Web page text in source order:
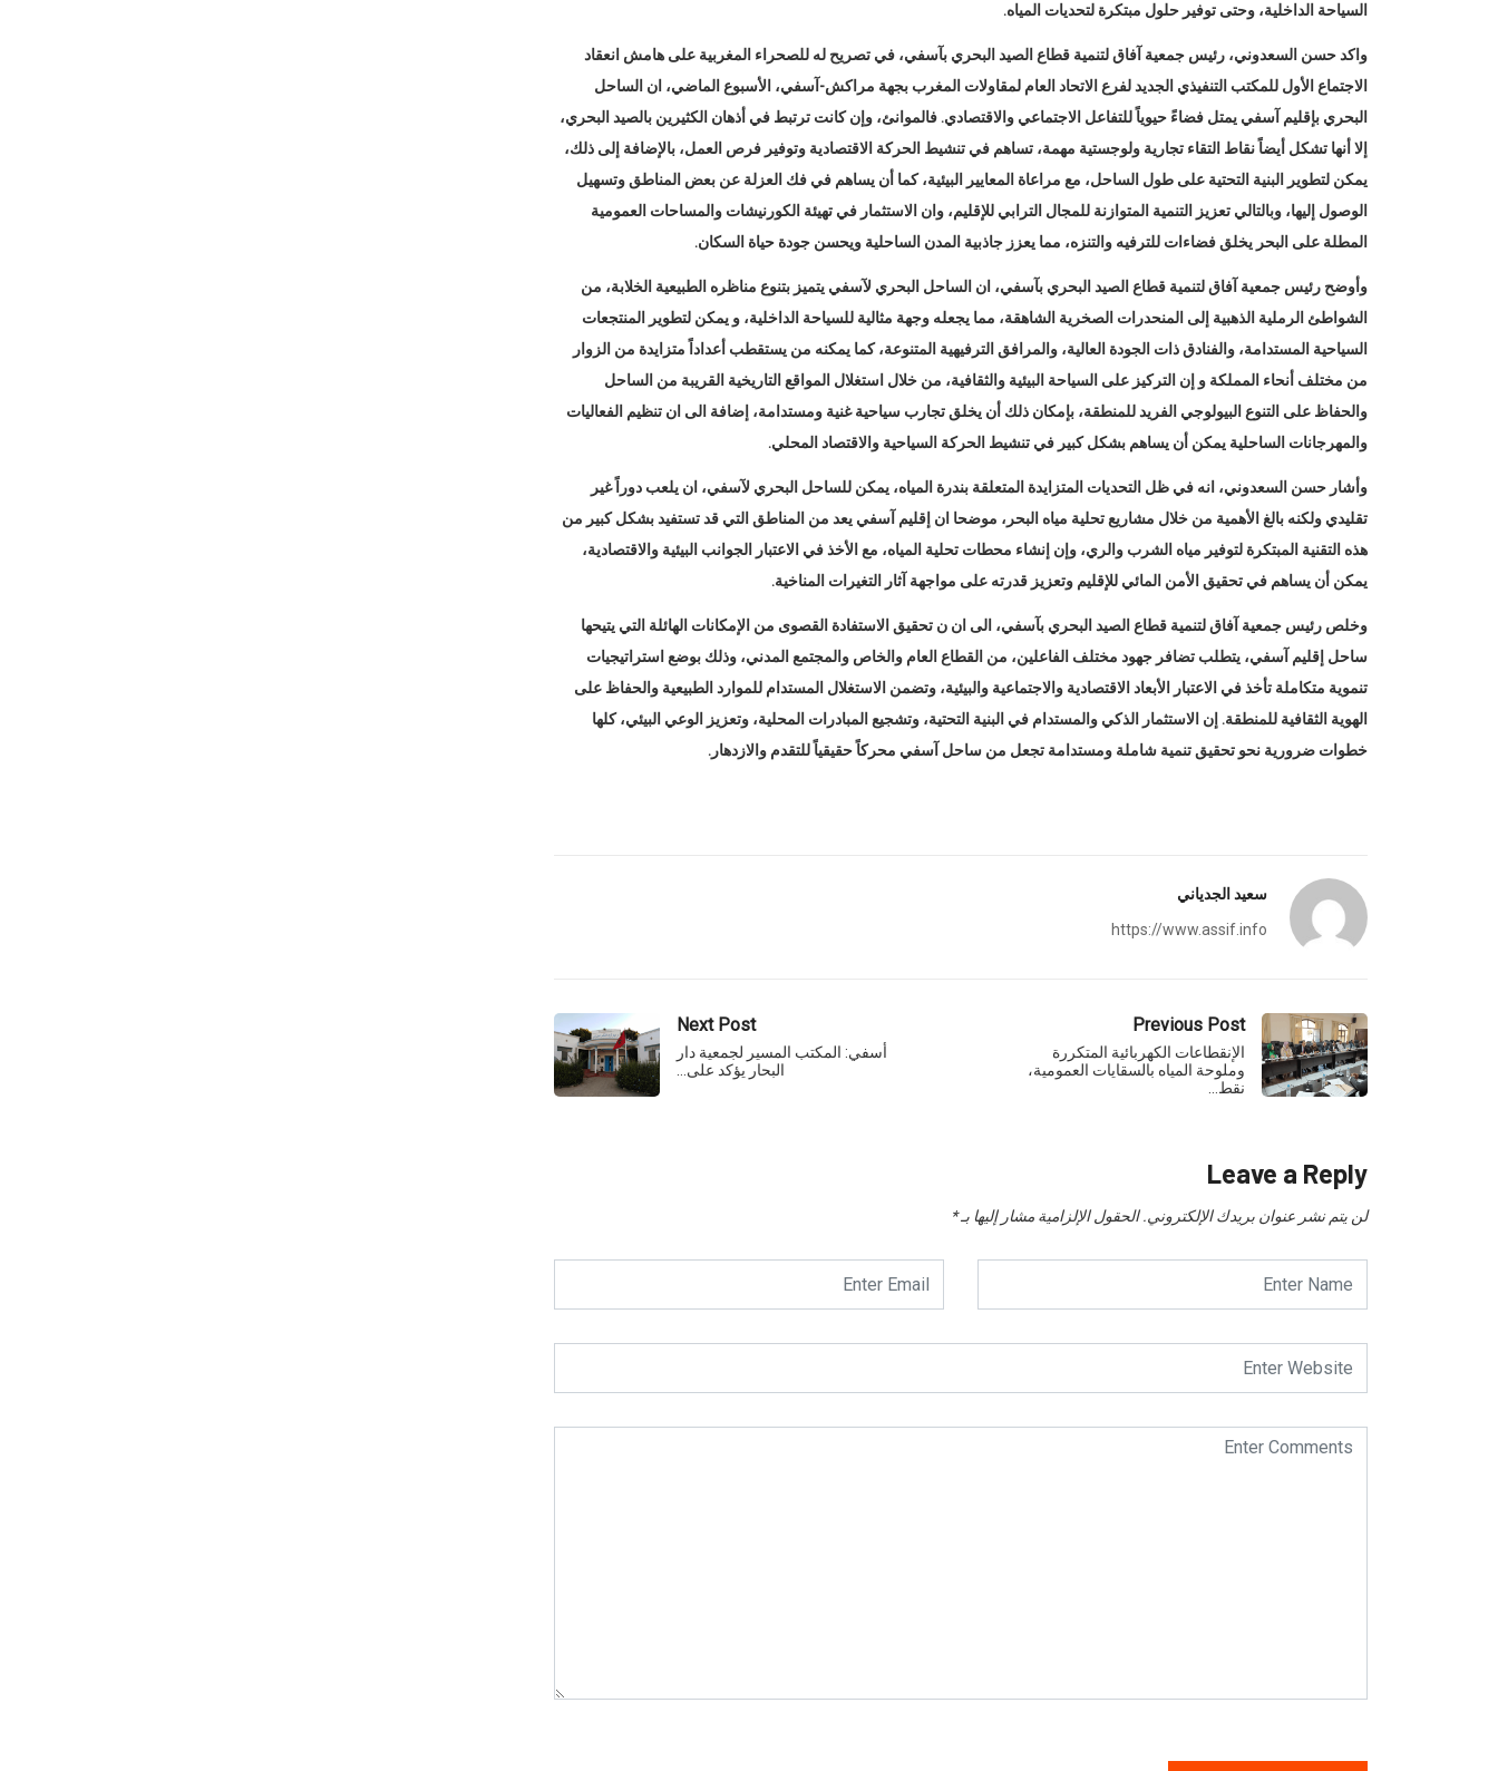
السياحة الداخلية، وحتى توفير حلول مبتكرة لتحديات المياه.
واكد حسن السعدوني، رئيس جمعية آفاق لتنمية قطاع الصيد البحري بآسفي، في تصريح له للصحراء المغربية على هامش انعقاد
الاجتماع الأول للمكتب التنفيذي الجديد لفرع الاتحاد العام لمقاولات المغرب بجهة مراكش-آسفي، الأسبوع الماضي، ان الساحل
البحري بإقليم آسفي يمتل فضاءً حيوياً للتفاعل الاجتماعي والاقتصادي. فالموانئ، وإن كانت ترتبط في أذهان الكثيرين بالصيد البحري،
إلا أنها تشكل أيضاً نقاط التقاء تجارية ولوجستية مهمة، تساهم في تنشيط الحركة الاقتصادية وتوفير فرص العمل، بالإضافة إلى ذلك،
يمكن لتطوير البنية التحتية على طول الساحل، مع مراعاة المعايير البيئية، كما أن يساهم في فك العزلة عن بعض المناطق وتسهيل
الوصول إليها، وبالتالي تعزيز التنمية المتوازنة للمجال الترابي للإقليم، وان الاستثمار في تهيئة الكورنيشات والمساحات العمومية
المطلة على البحر يخلق فضاءات للترفيه والتنزه، مما يعزز جاذبية المدن الساحلية ويحسن جودة حياة السكان.
وأوضح رئيس جمعية آفاق لتنمية قطاع الصيد البحري بآسفي، ان الساحل البحري لآسفي يتميز بتنوع مناظره الطبيعية الخلابة، من
الشواطئ الرملية الذهبية إلى المنحدرات الصخرية الشاهقة، مما يجعله وجهة مثالية للسياحة الداخلية، و يمكن لتطوير المنتجعات
السياحية المستدامة، والفنادق ذات الجودة العالية، والمرافق الترفيهية المتنوعة، كما يمكنه من يستقطب أعداداً متزايدة من الزوار
من مختلف أنحاء المملكة و إن التركيز على السياحة البيئية والثقافية، من خلال استغلال المواقع التاريخية القريبة من الساحل
والحفاظ على التنوع البيولوجي الفريد للمنطقة، بإمكان ذلك أن يخلق تجارب سياحية غنية ومستدامة، إضافة الى ان تنظيم الفعاليات
والمهرجانات الساحلية يمكن أن يساهم بشكل كبير في تنشيط الحركة السياحية والاقتصاد المحلي.
وأشار حسن السعدوني، انه في ظل التحديات المتزايدة المتعلقة بندرة المياه، يمكن للساحل البحري لآسفي، ان يلعب دوراً غير
تقليدي ولكنه بالغ الأهمية من خلال مشاريع تحلية مياه البحر، موضحا ان إقليم آسفي يعد من المناطق التي قد تستفيد بشكل كبير من
هذه التقنية المبتكرة لتوفير مياه الشرب والري، وإن إنشاء محطات تحلية المياه، مع الأخذ في الاعتبار الجوانب البيئية والاقتصادية،
يمكن أن يساهم في تحقيق الأمن المائي للإقليم وتعزيز قدرته على مواجهة آثار التغيرات المناخية.
وخلص رئيس جمعية آفاق لتنمية قطاع الصيد البحري بآسفي، الى ان ن تحقيق الاستفادة القصوى من الإمكانات الهائلة التي يتيحها
ساحل إقليم آسفي، يتطلب تضافر جهود مختلف الفاعلين، من القطاع العام والخاص والمجتمع المدني، وذلك بوضع استراتيجيات
تنموية متكاملة تأخذ في الاعتبار الأبعاد الاقتصادية والاجتماعية والبيئية، وتضمن الاستغلال المستدام للموارد الطبيعية والحفاظ على
الهوية الثقافية للمنطقة. إن الاستثمار الذكي والمستدام في البنية التحتية، وتشجيع المبادرات المحلية، وتعزيز الوعي البيئي، كلها
خطوات ضرورية نحو تحقيق تنمية شاملة ومستدامة تجعل من ساحل آسفي محركاً حقيقياً للتقدم والازدهار.
سعيد الجدياني
https://www.assif.info
Previous Post
الإنقطاعات الكهربائية المتكررة
وملوحة المياه بالسقايات العمومية،
نقط…
Next Post
أسفي: المكتب المسير لجمعية دار
البحار يؤكد على…
Leave a Reply
لن يتم نشر عنوان بريدك الإلكتروني. الحقول الإلزامية مشار إليها بـ*